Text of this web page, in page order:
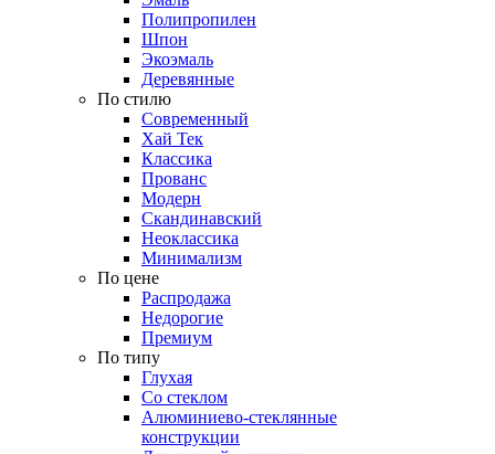
Полипропилен
Шпон
Экоэмаль
Деревянные
По стилю
Современный
Хай Тек
Классика
Прованс
Модерн
Скандинавский
Неоклассика
Минимализм
По цене
Распродажа
Недорогие
Премиум
По типу
Глухая
Со стеклом
Алюминиево-стеклянные
конструкции